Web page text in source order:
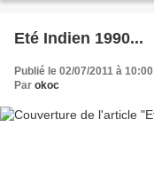
Eté Indien 1990...
Publié le 02/07/2011 à 10:00
Par okoc